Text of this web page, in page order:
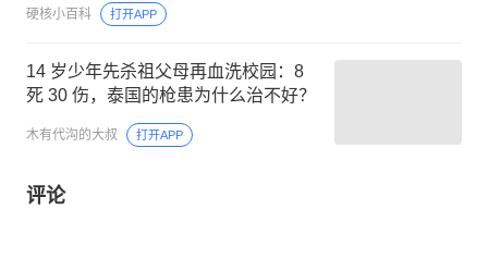
硬核小百科 打开APP
14 岁少年先杀祖父母再血洗校园：8
死 30 伤，泰国的枪患为什么治不好？
木有代沟的大叔 打开APP
评论